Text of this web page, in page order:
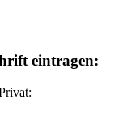
eintragen: